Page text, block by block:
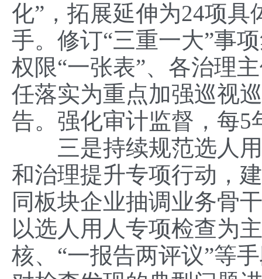
化”，拓展延伸为24项
手。修订“三重一大”事
权限“一张表”、各治理
任落实为重点加强巡视
告。强化审计监督，每
三是持续规范选人用
和治理提升专项行动，
同板块企业抽调业务骨
以选人用人专项检查为
核、“一报告两评议”等